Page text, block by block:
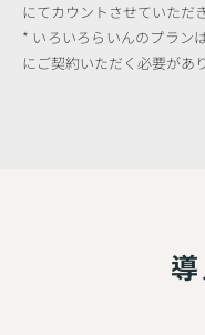
にてカウントさせていただ
* いろいろらいんのプラン
にご契約いただく必要があ